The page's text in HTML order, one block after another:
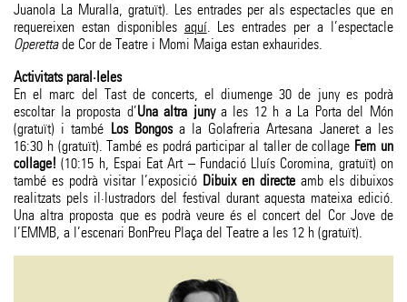
Juanola La Muralla, gratuït). Les entrades per als espectacles que en
requereixen estan disponibles aquí. Les entrades per a l’espectacle
Operettade Cor de Teatre i Momi Maiga estan exhaurides.
Activitats paral·leles
En el marc del Tast de concerts, el diumenge 30 de juny es podrà
escoltar la proposta d’Una altra junya les 12 h a La Porta del Món
(gratuït) i també Los Bongosa la Golafreria Artesana Janeret a les
16:30 h (gratuït). També es podrá participar al taller de collage Fem un
collage! (10:15 h, Espai Eat Art – Fundació Lluís Coromina, gratuït) on
també es podrà visitar l’exposició Dibuix en directeamb els dibuixos
realitzats pels il·lustradors del festival durant aquesta mateixa edició.
Una altra proposta que es podrà veure és el concert del Cor Jove de
l’EMMB, a l’escenari BonPreu Plaça del Teatre a les 12 h (gratuït).